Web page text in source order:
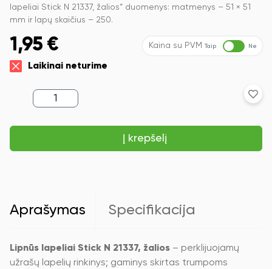
lapeliai Stick N 21337, žalios“ duomenys: matmenys – 51 × 51
mm ir lapų skaičius – 250.
1,95 € Kaina su PVM Taip Ne
Laikinai neturime
produkto
kiekis:
lapeliai
´N
žalios
Į krepšelį
Aprašymas Specifikacija
Lipnūs lapeliai Stick N 21337, žalios – perklijuojamų
užrašų lapelių rinkinys; gaminys skirtas trumpoms